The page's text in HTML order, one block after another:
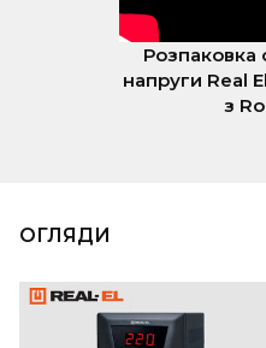
Розпаковка
напруги Real
з
ОГЛЯДИ